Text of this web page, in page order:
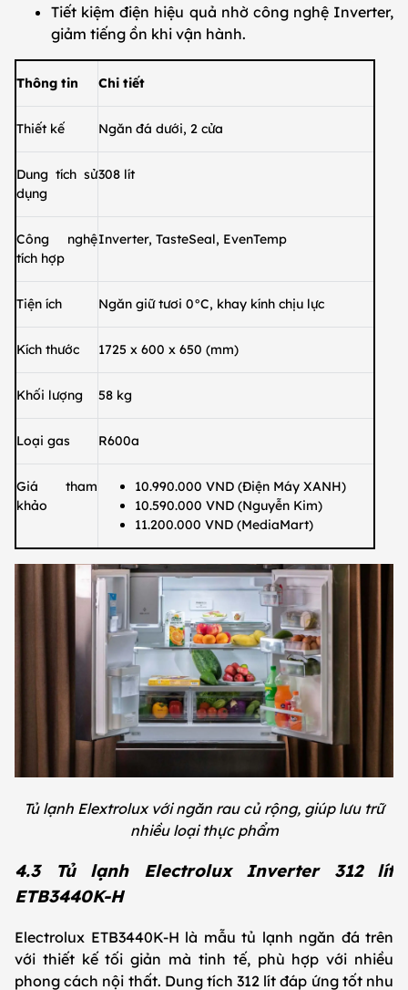
Tiết kiệm điện hiệu quả nhờ công nghệ Inverter,
giảm tiếng ồn khi vận hành.
Thông tin Chi tiết
Thiết kế Ngăn đá dưới, 2 cửa
Dung tích sử
dụng
308 lít
Công nghệ
tích hợp
Inverter, TasteSeal, EvenTemp
Tiện ích Ngăn giữ tươi 0°C, khay kính chịu lực
Kích thước 1725 x 600 x 650 (mm)
Khối lượng 58 kg
Loại gas R600a
Giá tham
khảo
10.990.000 VND (Điện Máy XANH)
10.590.000 VND (Nguyễn Kim)
11.200.000 VND (MediaMart)
Tủ lạnh Elextrolux với ngăn rau củ rộng, giúp lưu trữ
nhiều loại thực phẩm
4.3 Tủ lạnh Electrolux Inverter 312 lít
ETB3440K-H
Electrolux ETB3440K-H là mẫu tủ lạnh ngăn đá trên
với thiết kế tối giản mà tinh tế, phù hợp với nhiều
phong cách nội thất. Dung tích 312 lít đáp ứng tốt nhu